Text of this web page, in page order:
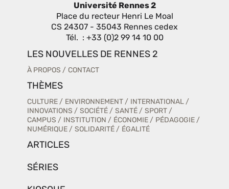
Université Rennes 2
Place du recteur Henri Le Moal
CS 24307 - 35043 Rennes cedex
Tél. : +33 (0)2 99 14 10 00
LES NOUVELLES DE RENNES 2
À PROPOS CONTACT
THÈMES
CULTURE ENVIRONNEMENT
INTERNATIONAL
INNOVATIONS
SOCIÉTÉ SANTÉ
SPORT
CAMPUS
INSTITUTION ÉCONOMIE
PÉDAGOGIE
NUMÉRIQUE
SOLIDARITÉ ÉGALITÉ
ARTICLES
SÉRIES